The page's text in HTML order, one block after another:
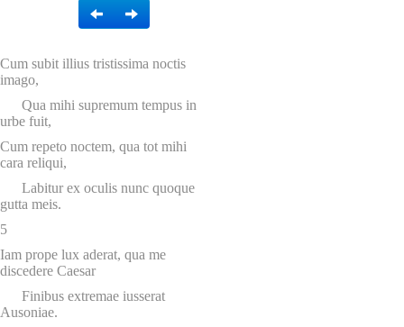
Cum subit illius tristissima noctis
imago,
Qua mihi supremum tempus in
urbe fuit,
Cum repeto noctem, qua tot mihi
cara reliqui,
Labitur ex oculis nunc quoque
gutta meis.
5
Iam prope lux aderat, qua me
discedere Caesar
Finibus extremae iusserat
Ausoniae.